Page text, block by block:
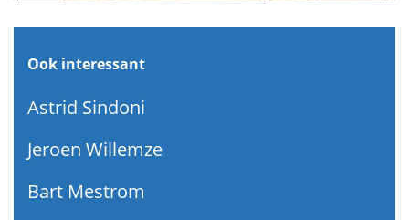
Ook interessant
Astrid Sindoni
Jeroen Willemze
Bart Mestrom